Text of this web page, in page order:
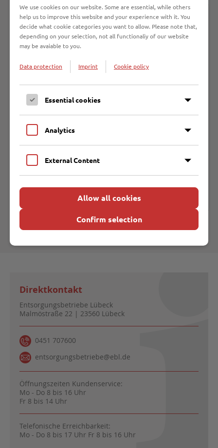
An dieser Stelle finden Sie Inhalte aus
Open Street Maps.
oder diese darzustellen, brauchen wir Ihre Zustimmung.
Alle weiteren Inhalte von Open Street Maps zulassen:
Mehr dazu finden Sie in den Datenschutzinformationen des
Drittanbieters.
Direktkontakt
Entsorgungsbetriebe Lübeck
Malmöstraße 22 | 23560 Lübeck
0451 707600
entsorgungsbetriebe@ebl.de
Öffnungszeiten Kundenservice:
Mo - Do 8 bis 16 Uhr
Fr 8 bis 14 Uhr
Telefonische Erreichbarkeit:
Mo - Do 8 bis 17 Uhr Fr 8 bis 16 Uhr
We use cookies on our website. Some are essential, while others
help us to improve this website and your experience with it. You
decide what cookie categories you want to allow. Please note that,
depending on your selection, not all functionaliy of our website
may be avaiable to you.
Data protection Imprint Cookie policy
Essential cookies
Analytics
External Content
Allow all cookies
Confirm selection